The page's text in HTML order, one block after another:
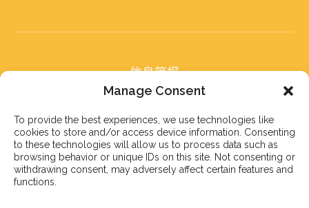
Manage Consent
To provide the best experiences, we use technologies like
cookies to store and/or access device information. Consenting
to these technologies will allow us to process data such as
browsing behavior or unique IDs on this site. Not consenting or
withdrawing consent, may adversely affect certain features and
functions.
信息简报
订阅我们的信息简报
订阅